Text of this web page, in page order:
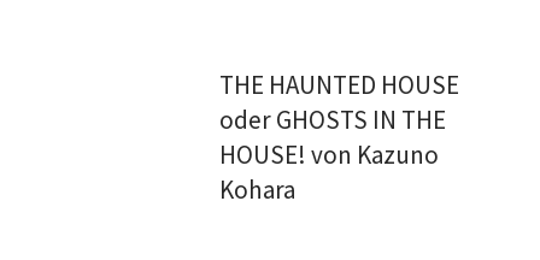
THE HAUNTED HOUSE
oder GHOSTS IN THE
HOUSE! von Kazuno
Kohara